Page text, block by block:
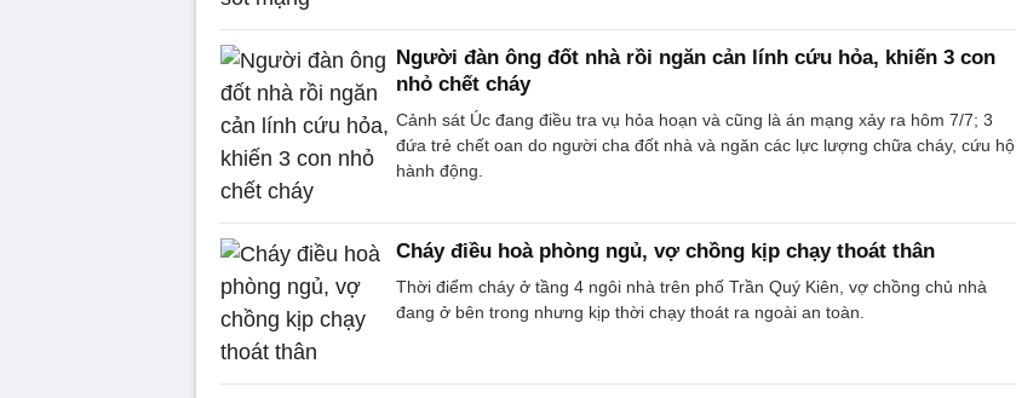
Người đàn ông đốt nhà rồi ngăn cản lính cứu hỏa, khiến 3 con
nhỏ chết cháy
Cảnh sát Úc đang điều tra vụ hỏa hoạn và cũng là án mạng xảy ra hôm 7/7; 3
đứa trẻ chết oan do người cha đốt nhà và ngăn các lực lượng chữa cháy, cứu hộ
hành động.
Cháy điều hoà phòng ngủ, vợ chồng kịp chạy thoát thân
Thời điểm cháy ở tầng 4 ngôi nhà trên phố Trần Quý Kiên, vợ chồng chủ nhà
đang ở bên trong nhưng kịp thời chạy thoát ra ngoài an toàn.